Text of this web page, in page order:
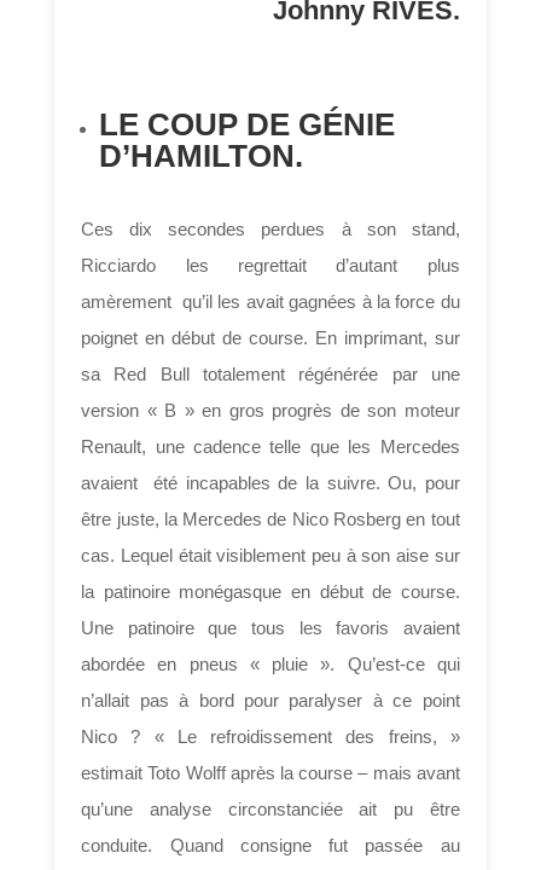
Johnny RIVES.
LE COUP DE GÉNIE
D’HAMILTON.
Ces dix secondes perdues à son stand,
Ricciardo les regrettait d’autant plus
amèrement qu’il les avait gagnées à la force du
poignet en début de course. En imprimant, sur
sa Red Bull totalement régénérée par une
version « B » en gros progrès de son moteur
Renault, une cadence telle que les Mercedes
avaient été incapables de la suivre. Ou, pour
être juste, la Mercedes de Nico Rosberg en tout
cas. Lequel était visiblement peu à son aise sur
la patinoire monégasque en début de course.
Une patinoire que tous les favoris avaient
abordée en pneus « pluie ». Qu’est-ce qui
n’allait pas à bord pour paralyser à ce point
Nico ? « Le refroidissement des freins, »
estimait Toto Wolff après la course – mais avant
qu’une analyse circonstanciée ait pu être
conduite. Quand consigne fut passée au